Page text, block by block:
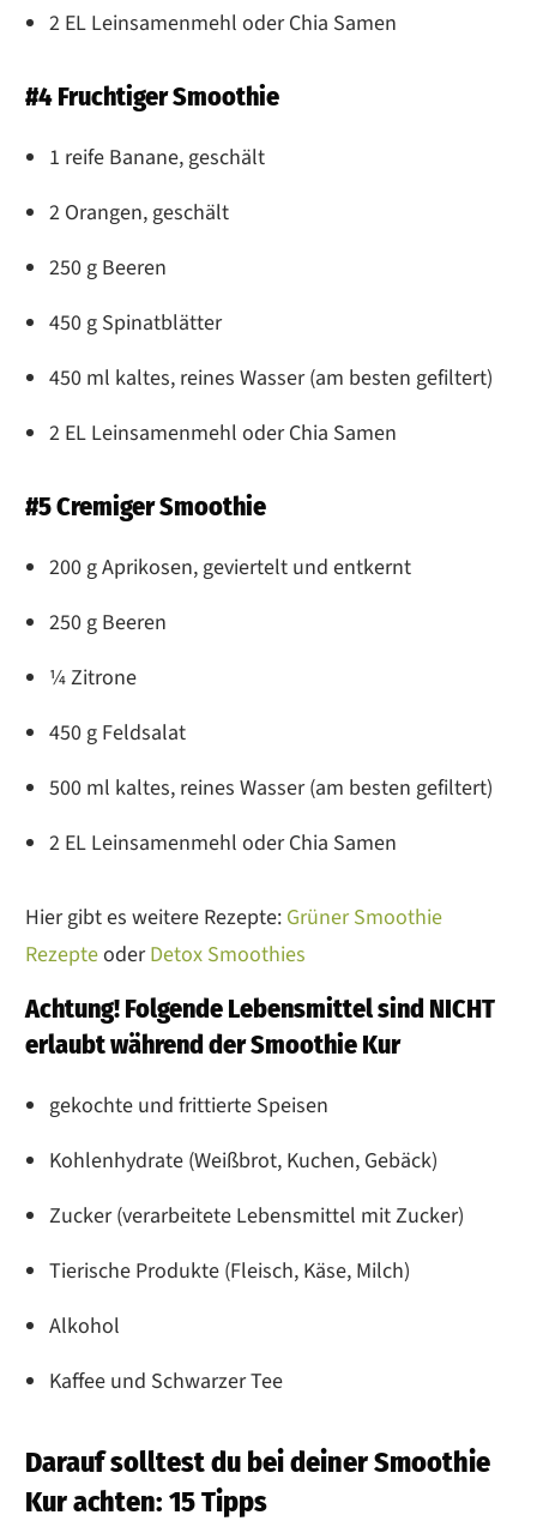
2 EL Leinsamenmehl oder Chia Samen
#4 Fruchtiger Smoothie
1 reife Banane, geschält
2 Orangen, geschält
250 g Beeren
450 g Spinatblätter
450 ml kaltes, reines Wasser (am besten gefiltert)
2 EL Leinsamenmehl oder Chia Samen
#5 Cremiger Smoothie
200 g Aprikosen, geviertelt und entkernt
250 g Beeren
¼ Zitrone
450 g Feldsalat
500 ml kaltes, reines Wasser (am besten gefiltert)
2 EL Leinsamenmehl oder Chia Samen
Hier gibt es weitere Rezepte: Grüner Smoothie
RezepteoderDetox Smoothies
Achtung! Folgende Lebensmittel sind NICHT
erlaubt während der Smoothie Kur
gekochte und frittierte Speisen
Kohlenhydrate (Weißbrot, Kuchen, Gebäck)
Zucker (verarbeitete Lebensmittel mit Zucker)
Tierische Produkte (Fleisch, Käse, Milch)
Alkohol
Kaffee und Schwarzer Tee
Darauf solltest du bei deiner Smoothie
Kur achten: 15 Tipps